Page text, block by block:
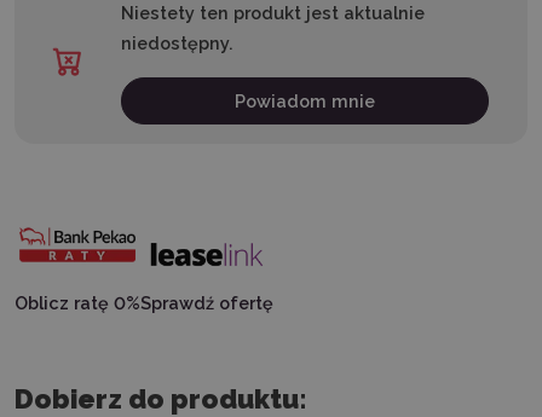
Niestety ten produkt jest aktualnie
niedostępny.
Powiadom mnie
Oblicz ratę 0%Sprawdź ofertę
Dobierz do produktu: